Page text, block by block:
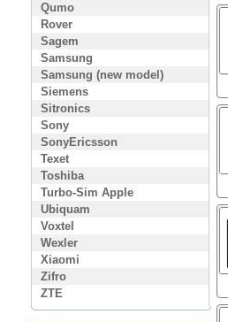
Qumo
Rover
Sagem
Samsung
Samsung (new model)
Siemens
Sitronics
Sony
SonyEricsson
Texet
Toshiba
Turbo-Sim Apple
Ubiquam
Voxtel
Wexler
Xiaomi
Zifro
ZTE